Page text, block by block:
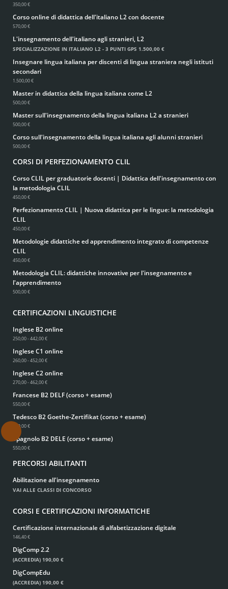
350,00 €
Corso online di didattica dell'italiano L2 con docente
570,00 €
L'insegnamento dell'italiano agli stranieri, L2
SPECIALIZZAZIONE IN ITALIANO L2 - 3 PUNTI GPS 1.500,00 €
Insegnare lingua italiana per discenti di lingua straniera negli istituti
secondari
1.500,00 €
Master in didattica della lingua italiana come L2
500,00 €
Master sull'insegnamento della lingua italiana L2 a stranieri
500,00 €
Corso sull'insegnamento della lingua italiana agli alunni stranieri
500,00 €
CORSI DI PERFEZIONAMENTO CLIL
Corso CLIL per graduatorie docenti | Didattica dell'insegnamento con
la metodologia CLIL
450,00 €
Perfezionamento CLIL | Nuova didattica per le lingue: la metodologia
CLIL
450,00 €
Metodologie didattiche ed apprendimento integrato di competenze
CLIL
450,00 €
Metodologia CLIL: didattiche innovative per l'insegnamento e
l'apprendimento
500,00 €
CERTIFICAZIONI LINGUISTICHE
Inglese B2 online
250,00 - 442,00 €
Inglese C1 online
260,00 - 452,00 €
Inglese C2 online
270,00 - 462,00 €
Francese B2 DELF (corso + esame)
550,00 €
Tedesco B2 Goethe-Zertifikat (corso + esame)
550,00 €
Spagnolo B2 DELE (corso + esame)
550,00 €
PERCORSI ABILITANTI
Abilitazione all'insegnamento
VAI ALLE CLASSI DI CONCORSO
CORSI E CERTIFICAZIONI INFORMATICHE
Certificazione internazionale di alfabetizzazione digitale
146,40 €
DigComp 2.2
(ACCREDIA) 190,00 €
DigCompEdu
(ACCREDIA) 190,00 €